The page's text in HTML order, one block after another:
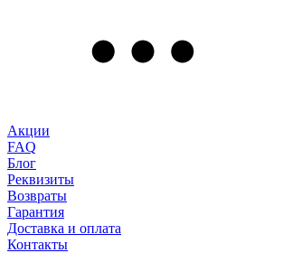
Акции
FAQ
Блог
Реквизиты
Возвраты
Гарантия
Доставка и оплата
Контакты